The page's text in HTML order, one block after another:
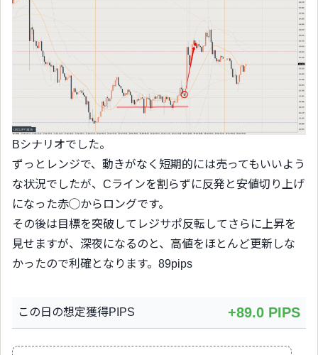
Bシナリオでした。
ずっとレンジで、動きがなく短期的には売ってもいいよう
な状況でしたが、Cラインを割らずに反発と安値切り上げ
になった赤◯からロングです。
その後は目標を突破してレジサポ反転してさらに上昇を
見せますが、深夜になるのと、高値をほとんど更新しな
かったので利確となります。89pips
この日の想定獲得PIPS +89.0 PIPS